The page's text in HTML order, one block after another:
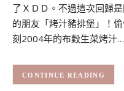
了ＸＤＤ。不過這次回歸
的朋友「烤汁豬排堡」！
刻2004年的布穀生菜烤汁…
CONTINUE READING